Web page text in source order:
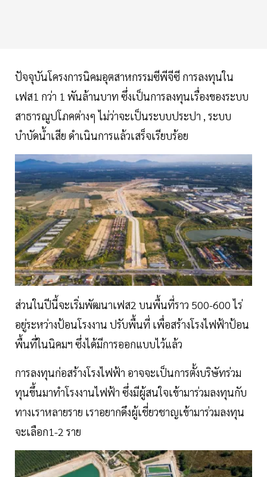
ปัจจุบันโครงการนิคมอุตสาหกรรมซีพีจีซี การลงทุนใน
เฟส1 กว่า 1 พันล้านบาท ซึ่งเป็นการลงทุนเรื่องของระบบ
สาธารณูปโภคต่างๆ ไม่ว่าจะเป็นระบบประปา , ระบบ
บำบัดน้ำเสีย ดำเนินการแล้วเสร็จเรียบร้อย
ส่วนในปีนี้จะเริ่มพัฒนาเฟส2 บนพื้นที่ราว 500-600 ไร่
อยู่ระหว่างป้อนโรงงาน ปรับพื้นที่ เพื่อสร้างโรงไฟฟ้าป้อน
พื้นที่ในนิคมฯ ซึ่งได้มีการออกแบบไว้แล้ว
การลงทุนก่อสร้างโรงไฟฟ้า อาจจะเป็นการตั้งบริษัทร่วม
ทุนขึ้นมาทำโรงงานไฟฟ้า ซึ่งมีผู้สนใจเข้ามาร่วมลงทุนกับ
ทางเราหลายราย เราอยากดึงผู้เชี่ยวชาญเข้ามาร่วมลงทุน
จะเลือก1-2 ราย